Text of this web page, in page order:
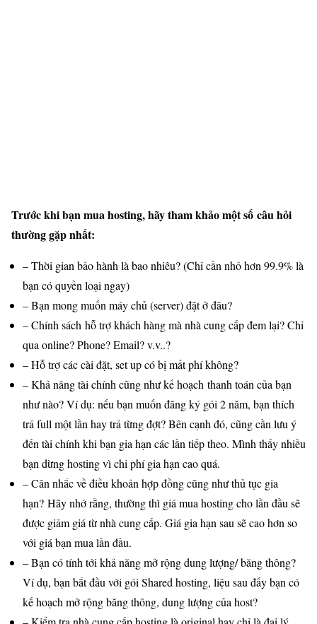
Trước khi bạn mua hosting, hãy tham khảo một số câu hỏi
thường gặp nhất:
– Thời gian bảo hành là bao nhiêu? (Chỉ cần nhỏ hơn 99.9% là
bạn có quyền loại ngay)
– Bạn mong muốn máy chủ (server) đặt ở đâu?
– Chính sách hỗ trợ khách hàng mà nhà cung cấp đem lại? Chỉ
qua online? Phone? Email? v.v..?
– Hỗ trợ các cài đặt, set up có bị mất phí không?
– Khả năng tài chính cũng như kế hoạch thanh toán của bạn
như nào? Ví dụ: nếu bạn muốn đăng ký gói 2 năm, bạn thích
trả full một lần hay trả từng đợt? Bên cạnh đó, cũng cần lưu ý
đến tài chính khi bạn gia hạn các lần tiếp theo. Mình thấy nhiều
bạn dừng hosting vì chi phí gia hạn cao quá.
– Cân nhắc về điều khoản hợp đồng cũng như thủ tục gia
hạn? Hãy nhớ rằng, thường thì giá mua hosting cho lần đầu sẽ
được giảm giá từ nhà cung cấp. Giá gia hạn sau sẽ cao hơn so
với giá bạn mua lần đầu.
– Bạn có tính tới khả năng mở rộng dung lượng/ băng thông?
Ví dụ, bạn bắt đầu với gói Shared hosting, liệu sau đấy bạn có
kế hoạch mở rộng băng thông, dung lượng của host?